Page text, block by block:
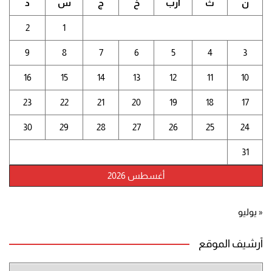
أغسطس 2026
ن ث أرب خ ج س د
1
2
3
4
5
6
7
8
9
10
11
12
13
14
15
16
17
18
19
20
21
22
23
24
25
26
27
28
29
30
31
« يوليو
أرشيف الموقع